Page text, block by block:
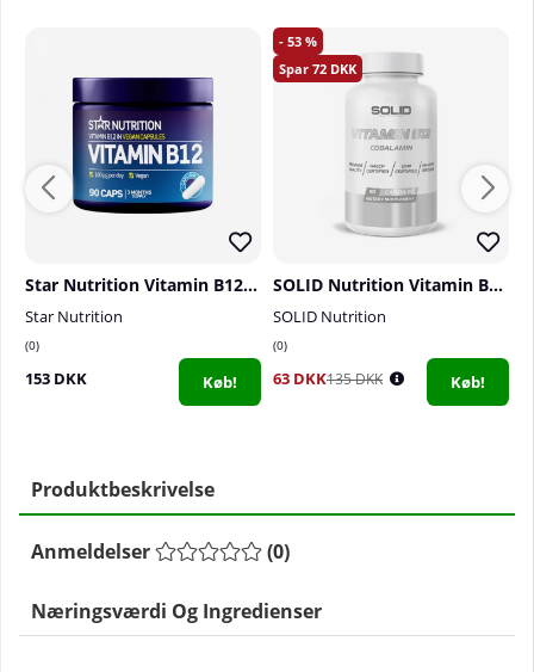
Star Nutrition Vitamin B12, 90 caps
Star Nutrition
0
153 DKK Køb!
53
72
SOLID Nutrition Vitamin B12, 90 caps
SOLID Nutrition
0
63 DKK135 DKK Køb!
Produktbeskrivelse
Anmeldelser (0)
Næringsværdi Og Ingredienser